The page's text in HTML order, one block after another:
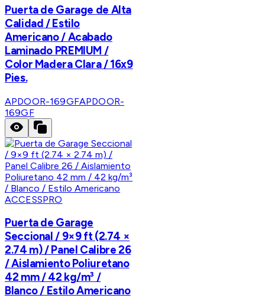
Puerta de Garage de Alta
Calidad / Estilo
Americano / Acabado
Laminado PREMIUM /
Color Madera Clara / 16x9
Pies.
APDOOR-169GFAPDOOR-
169GF
ACCESSPRO
Puerta de Garage
Seccional / 9×9 ft (2.74 ×
2.74 m) / Panel Calibre 26
/ Aislamiento Poliuretano
42 mm / 42 kg/m³ /
Blanco / Estilo Americano